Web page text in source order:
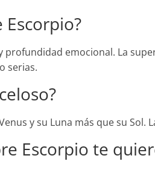
profundidad emocional. La
serias.
y su Luna más que su Sol.
Escorpio te